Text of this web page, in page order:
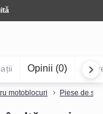
motoblocuri Piese de
Opinii (0)